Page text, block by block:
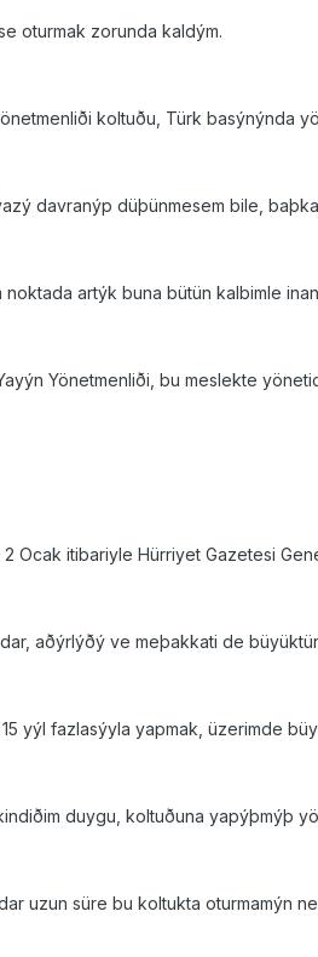
oturmak zorunda kaldým.
koltuðu, Türk basýnýnda
davranýp düþünmesem bile,
artýk buna bütün kalbimle
Yönetmenliði, bu meslekte
Ocak itibariyle Hürriyet Gazetesi
aðýrlýðý ve meþakkati de
yýl fazlasýyla yapmak, üzerimde
duygu, koltuðuna yapýþmýþ
uzun süre bu koltukta oturmamýn